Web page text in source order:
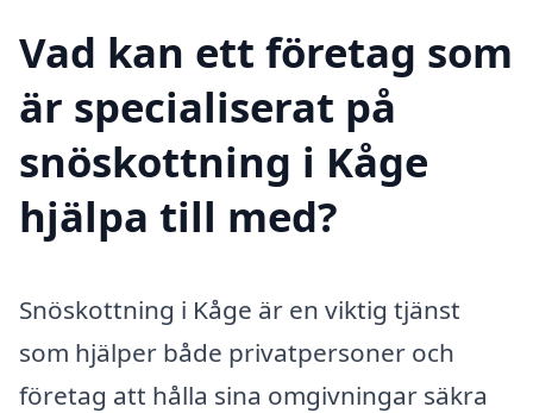
Vad kan ett företag som
är specialiserat på
snöskottning i Kåge
hjälpa till med?
Snöskottning i Kåge är en viktig tjänst
som hjälper både privatpersoner och
företag att hålla sina omgivningar säkra